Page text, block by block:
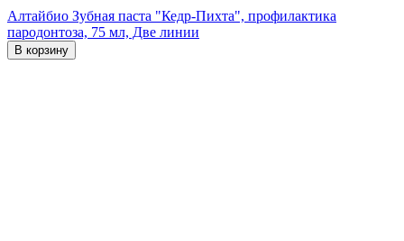
Алтайбио Зубная паста "Кедр-Пихта", профилактика
пародонтоза, 75 мл, Две линии
В корзину